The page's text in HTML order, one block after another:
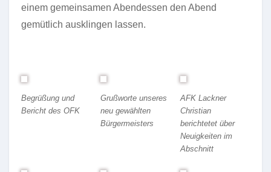
einem gemeinsamen Abendessen den Abend
gemütlich ausklingen lassen.
Begrüßung und
Bericht des OFK
Grußworte unseres
neu gewählten
Bürgermeisters
AFK Lackner
Christian
berichtetet über
Neuigkeiten im
Abschnitt